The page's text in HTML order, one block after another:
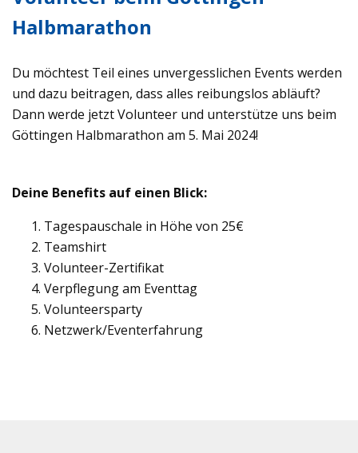
Halbmarathon
Du möch­test Teil eines unver­gess­li­chen Events wer­den
und dazu bei­tra­gen, dass alles rei­bungs­los abläuft?
Dann werde jetzt Vol­un­teer und unter­stütze uns beim
Göt­tin­gen Halb­ma­ra­thon am 5. Mai 2024!
Deine Bene­fits auf einen Blick:
Tages­pau­schale in Höhe von 25€
Team­shirt
Vol­un­teer-Zer­ti­fi­kat
Ver­pfle­gung am Event­tag
Vol­un­teers­party
Netzwerk/Eventerfahrung